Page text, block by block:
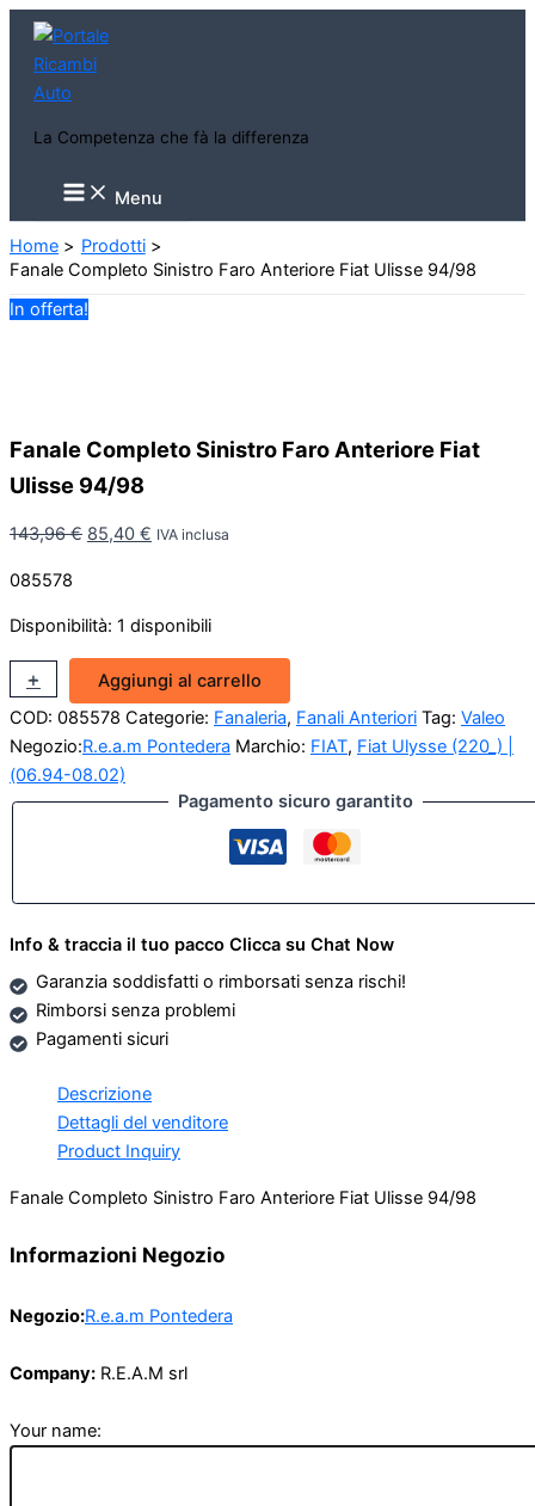
contenuto
La Competenza che fà la differenza
Main
Menu Menu
Home
Prodotti
Fanale Completo Sinistro Faro Anteriore Fiat Ulisse 94/98
In offerta!
Fanale Completo Sinistro Faro Anteriore Fiat
Ulisse 94/98
143,96€ Il
era:
85,40 € Il
è:
IVA inclusa
085578
Disponibilità: 1 disponibili
-
Fanale
Completo
Sinistro
Faro
Anteriore
Fiat
+
Aggiungi al carrello
COD: 085578 Categorie: Fanaleria, Fanali Anteriori Tag: Valeo
Negozio:R.e.a.m Pontedera Marchio: FIAT, Fiat Ulysse (220_) |
(06.94-08.02)
Pagamento sicuro garantito
Info & traccia il tuo pacco Clicca su Chat Now
Garanzia soddisfatti o rimborsati senza rischi!
Rimborsi senza problemi
Pagamenti sicuri
Descrizione
Dettagli del venditore
Product Inquiry
Fanale Completo Sinistro Faro Anteriore Fiat Ulisse 94/98
Informazioni Negozio
Negozio:R.e.a.m Pontedera
Company: R.E.A.M srl
Your name: